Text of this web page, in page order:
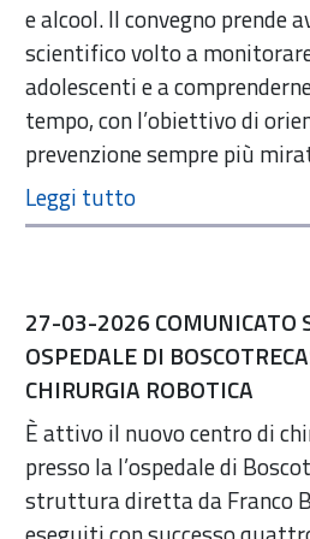
e alcool. Il convegno prende
scientifico volto a
adolescenti e a
tempo, con l’obiettivo di
prevenzione sempre più
27-03-2026 COMUNICATO
OSPEDALE DI
CHIRURGIA ROBOTICA
È attivo il nuovo centro di
presso la l’ospedale di
struttura diretta da Franco